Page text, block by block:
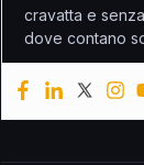
cravatta e
dove contano